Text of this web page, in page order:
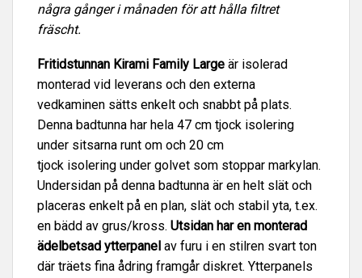
några gånger i månaden för att hålla filtret
fräscht.
Fritidstunnan Kirami Family Large är isolerad
monterad vid leverans och den externa
vedkaminen sätts enkelt och snabbt på plats.
Denna badtunna har hela 47 cm tjock isolering
under sitsarna runt om och 20 cm
tjock isolering under golvet som stoppar markylan.
Undersidan på denna badtunna är en helt slät och
placeras enkelt på en plan, slät och stabil yta, t.ex.
en bädd av grus/kross. Utsidan har en monterad
ädelbetsad ytterpanel av furu i en stilren svart ton
där träets fina ådring framgår diskret. Ytterpanels